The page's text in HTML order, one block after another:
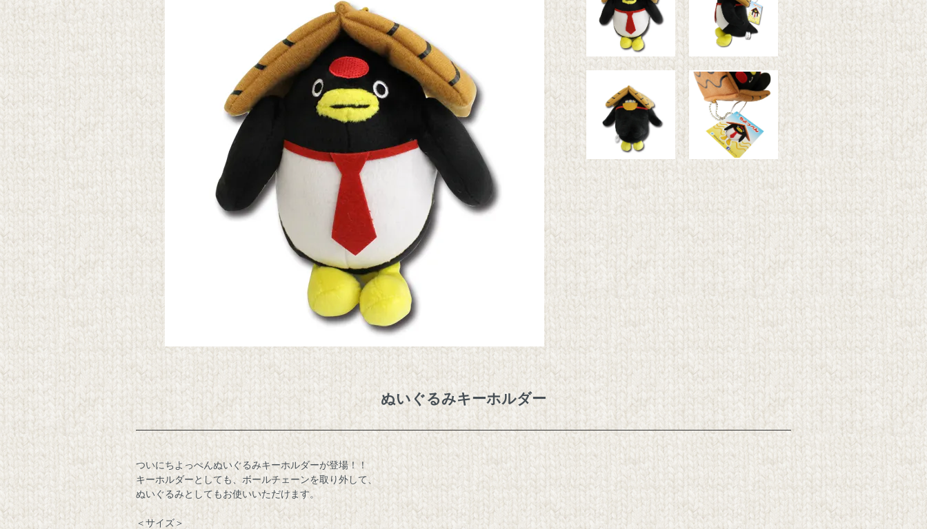
ぬいぐるみキーホルダー
ついにちよっぺんぬいぐるみキーホルダーが登場！！
キーホルダーとしても、ボールチェーンを取り外して、
ぬいぐるみとしてもお使いいただけます。
＜サイズ＞